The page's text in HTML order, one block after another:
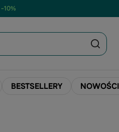
-10%
BESTSELLERY NOWOŚCI